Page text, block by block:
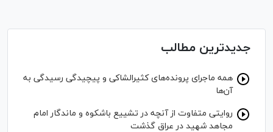
جدیدترین مطالب
همه ماجرای پرونده‌های کثیرالشاکی و پیچیدگی رسیدگی به
آن‌ها
روایتی متفاوت از آنچه در تشییع باشکوه و ماندگار امام
مجاهد شهید در عراق گذشت